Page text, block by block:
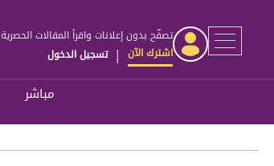
تصفّح بدون إعلانات واقرأ المقالات الحصرية
اشترك الآن | تسجيل الدخول
مباشر